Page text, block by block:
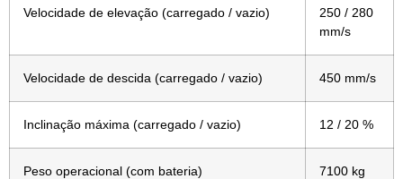
Velocidade de elevação (carregado / vazio)
250 / 280
mm/s
Velocidade de descida (carregado / vazio) 450 mm/s
Inclinação máxima (carregado / vazio) 12 / 20 %
Peso operacional (com bateria) 7100 kg